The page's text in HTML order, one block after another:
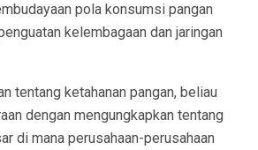
pola konsumsi pangan
kelembagaan dan jaringan
tentang ketahanan pangan, beliau
dengan mengungkapkan tentang
di mana perusahaan-perusahaan